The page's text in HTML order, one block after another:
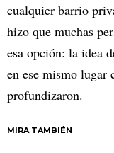
cualquier barrio
hizo que muchas
esa opción: la idea
en ese mismo lugar
profundizaron.
MIRA TAMBIÉN